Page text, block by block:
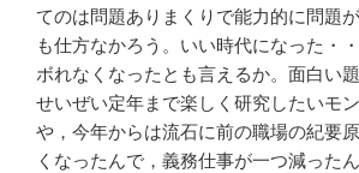
てのは問題ありまくりで能力的に問題
も仕方なかろう。いい時代になった・
ボれなくなったとも言えるか。面白い
せいぜい定年まで楽しく研究したいモ
や，今年からは流石に前の職場の紀要
くなったんで，義務仕事が一つ減った